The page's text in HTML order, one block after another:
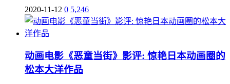
2020-11-12 0 5,246
动画电影《恶童当街》影评: 惊艳日本动画圈的
松本大洋作品